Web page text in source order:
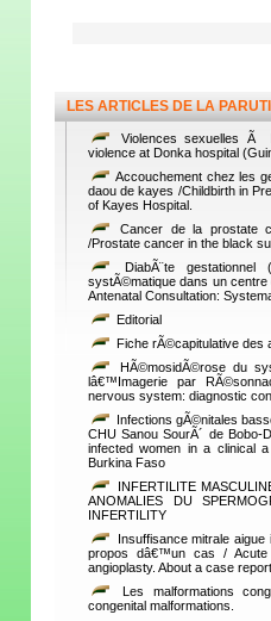
LES ARTICLES DE LA
Violences sexuelles Ã
violence at Donka hospital
Accouchement chez les
daou de kayes /Childbirth in
of Kayes Hospital.
Cancer de la prostate
/Prostate cancer in the black
DiabÃ¨te
systÃ©matique dans un
Antenatal Consultation:
Editorial
Fiche rÃ©capitulative des
HÃ©mosidÃ©rose du
lâ€™Imagerie par
nervous system: diagnostic
Infections gÃ©nitales
CHU Sanou SourÃ´ de Bobo-
infected women in a clinical a
Burkina Faso
INFERTILITE
ANOMALIES DU
INFERTILITY
Insuffisance mitrale
propos dâ€™un cas / Acute
angioplasty. About a case report.
Les malformations
congenital malformations.